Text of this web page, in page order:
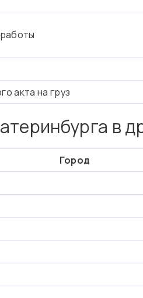
акта на груз
в
Город